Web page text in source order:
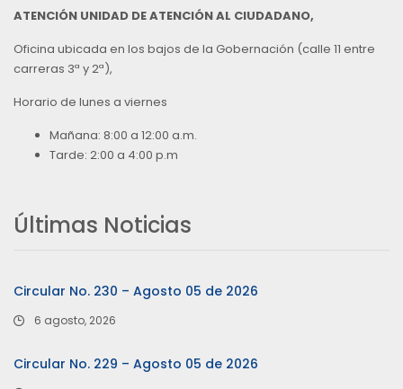
ATENCIÓN UNIDAD DE ATENCIÓN AL CIUDADANO,
Oficina ubicada en los bajos de la Gobernación (calle 11 entre
carreras 3ª y 2ª),
Horario de lunes a viernes
Mañana: 8:00 a 12:00 a.m.
Tarde: 2:00 a 4:00 p.m
Últimas Noticias
Circular No. 230 – Agosto 05 de 2026
6 agosto, 2026
Circular No. 229 – Agosto 05 de 2026